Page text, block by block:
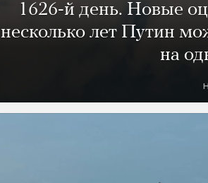
1626-й день. Новые
несколько лет Путин
на